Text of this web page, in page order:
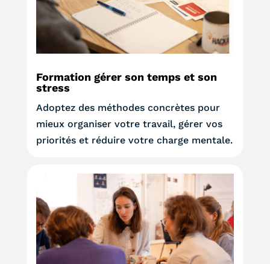
Formation gérer son temps et son
stress
Adoptez des méthodes concrètes pour
mieux organiser votre travail, gérer vos
priorités et réduire votre charge mentale.